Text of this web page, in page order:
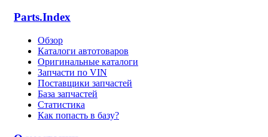
Parts.Index
Обзор
Каталоги автотоваров
Оригинальные каталоги
Запчасти по VIN
Поставщики запчастей
База запчастей
Статистика
Как попасть в базу?